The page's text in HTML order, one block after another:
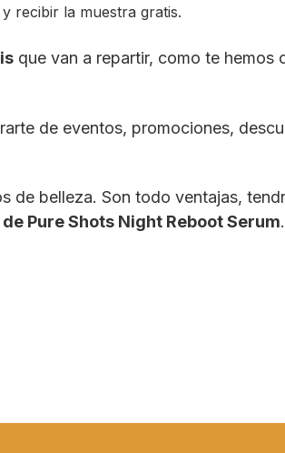
recibir la muestra gratis.
que van a repartir, como te hemos
de eventos, promociones,
de belleza. Son todo ventajas,
Pure Shots Night Reboot Serum.